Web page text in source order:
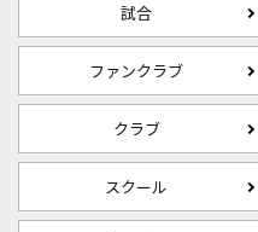
試合
ファンクラブ
クラブ
スクール